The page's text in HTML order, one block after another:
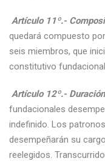
Artículo 11º.-
quedará compuesto
seis miembros, que
constitutivo
Artículo 12º.-
fundacionales
indefinido. Los
desempeñarán su
reelegidos.